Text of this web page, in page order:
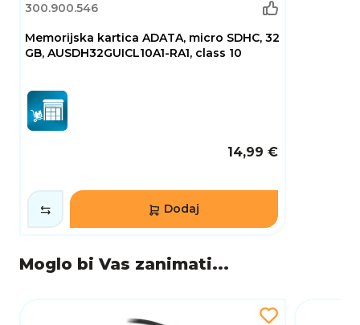
300.900.546
Memorijska kartica ADATA, micro SDHC, 32
GB, AUSDH32GUICL10A1-RA1, class 10
14,99 €
Dodaj
Moglo bi Vas zanimati...